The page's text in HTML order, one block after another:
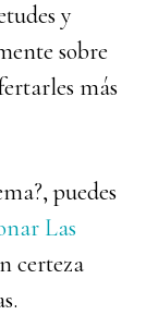
y
sobre
más
puedes
Las
certeza